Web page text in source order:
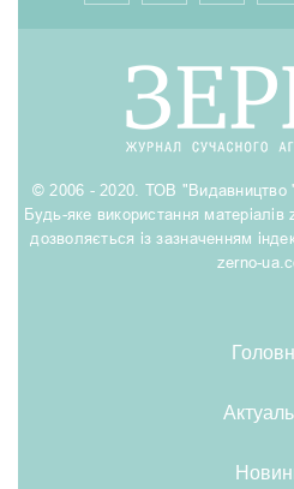
© 2006 - 2020. ТОВ "Видавництво
Будь-яке використання
дозволяється із зазначенням
zerno-